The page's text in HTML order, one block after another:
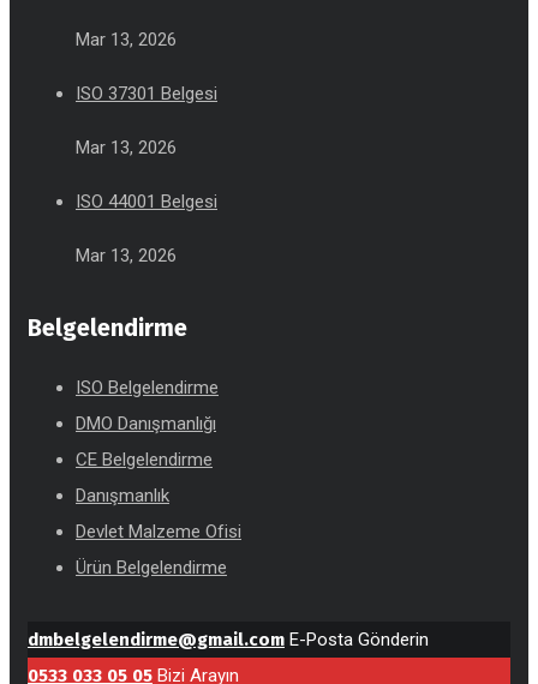
Mar 13, 2026
ISO 37301 Belgesi
Mar 13, 2026
ISO 44001 Belgesi
Mar 13, 2026
Belgelendirme
ISO Belgelendirme
DMO Danışmanlığı
CE Belgelendirme
Danışmanlık
Devlet Malzeme Ofisi
Ürün Belgelendirme
dmbelgelendirme@gmail.com E-Posta Gönderin
0533 033 05 05 Bizi Arayın